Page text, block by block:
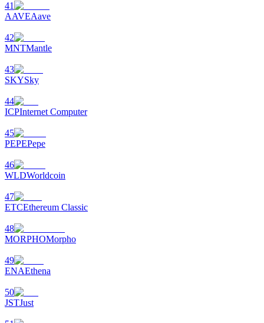
Deposit CASHCAT & Win
Exclusive for BitMart Users
Register & Trade to Win 500,000 USDT
Trade Gold & Silver · 33,333 USDT Bonus
USDT Flexible Staking | Daily Rewards
41
AAVEAave
42
MNTMantle
43
SKYSky
44
ICPInternet Computer
45
PEPEPepe
46
WLDWorldcoin
47
ETCEthereum Classic
48
MORPHOMorpho
49
ENAEthena
50
JSTJust